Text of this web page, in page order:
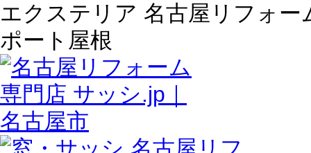
エクステリア 名古屋リフォ
ポート屋根